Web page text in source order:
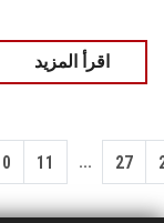
اقرأ المزيد
11 ... 27